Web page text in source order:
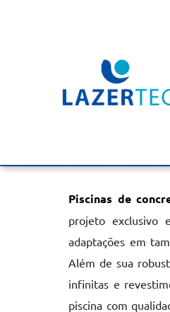
Piscinas
Piscinas de
projeto exclusivo
adaptações em
Além de sua
infinitas e
piscina com